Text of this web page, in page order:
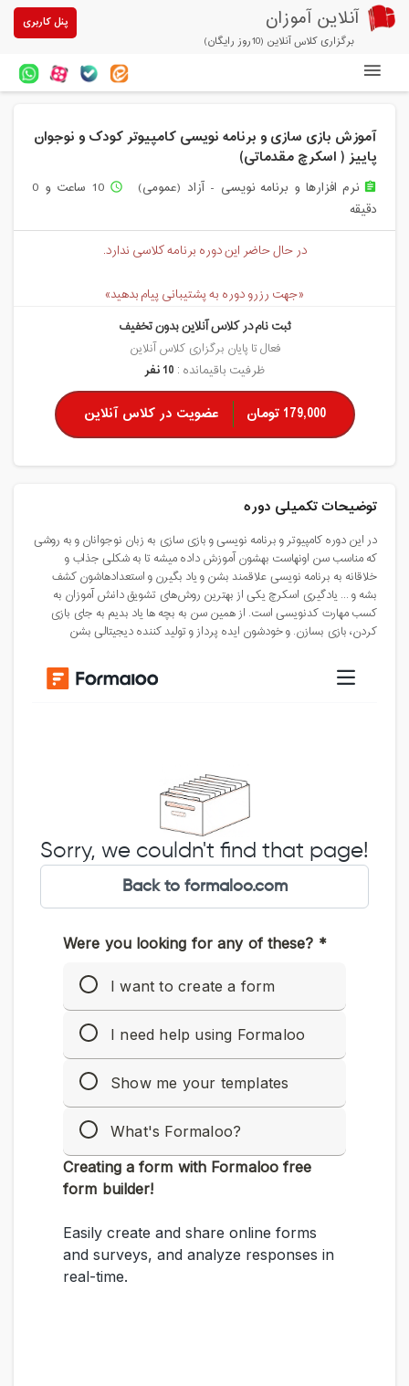
آنلاین آموزان
برگزاری کلاس آنلاین (10روز رایگان)
پنل کاربری
آزمون های آنلاین
مقالات آنلاین آموزان
پیشنهادهای ویژه
تخفیفهای مشارکتی
درباره ما
آموزش بازی سازی و برنامه نویسی کامپیوتر کودک و نوجوان
پاییز ( اسکرچ مقدماتی)
assignment نرم افزارها و برنامه نویسی - آزاد (عمومی) access_time
10 ساعت و 0
دقیقه
در حال حاضر این دوره برنامه کلاسی ندارد.
«جهت رزرو دوره به پشتیبانی پیام بدهید»
ثبت نام در کلاس آنلاین بدون تخفیف
فعال تا پایان برگزاری کلاس آنلاین
ظرفیت باقیمانده : 10 نفر
179,000 تومان عضویت در کلاس آنلاین
توضیحات تکمیلی دوره
در این دوره کامپیوتر و برنامه نویسی و بازی سازی به زبان نوجوانان و به روشی
که مناسب سن اونهاست بهشون آموزش داده میشه تا به شکلی جذاب و
خلاقانه به برنامه نویسی علاقمند بشن و یاد بگیرن و استعدادهاشون کشف
بشه و ... یادگیری اسکرچ یکی از بهترین روش‌های تشویق دانش آموزان به
کسب مهارت کدنویسی است. از همین سن به بچه ها یاد بدیم به جای بازی
کردن، بازی بسازن. و خودشون ایده پرداز و تولید کننده دیجیتالی بشن